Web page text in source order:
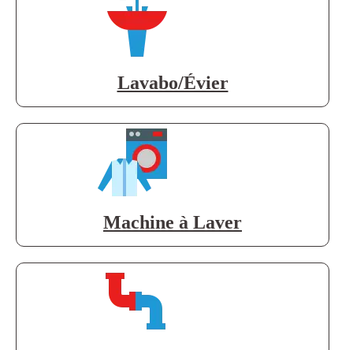
Lavabo/Évier
Machine à Laver